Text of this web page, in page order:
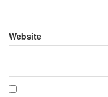
Website